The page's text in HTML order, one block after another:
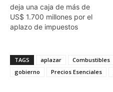
deja una caja de más de
US$ 1.700 millones por el
aplazo de impuestos
TAGS aplazar Combustibles
gobierno
Precios Esenciales